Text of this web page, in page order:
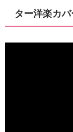
ター洋楽カバ